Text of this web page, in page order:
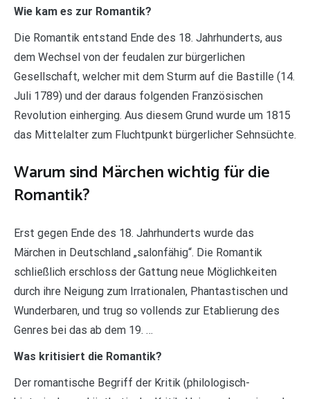
Wie kam es zur Romantik?
Die Romantik entstand Ende des 18. Jahrhunderts, aus
dem Wechsel von der feudalen zur bürgerlichen
Gesellschaft, welcher mit dem Sturm auf die Bastille (14.
Juli 1789) und der daraus folgenden Französischen
Revolution einherging. Aus diesem Grund wurde um 1815
das Mittelalter zum Fluchtpunkt bürgerlicher Sehnsüchte.
Warum sind Märchen wichtig für die
Romantik?
Erst gegen Ende des 18. Jahrhunderts wurde das
Märchen in Deutschland „salonfähig“. Die Romantik
schließlich erschloss der Gattung neue Möglichkeiten
durch ihre Neigung zum Irrationalen, Phantastischen und
Wunderbaren, und trug so vollends zur Etablierung des
Genres bei das ab dem 19. …
Was kritisiert die Romantik?
Der romantische Begriff der Kritik (philologisch-